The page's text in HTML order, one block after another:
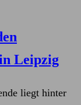
Leipzig
liegt hinter